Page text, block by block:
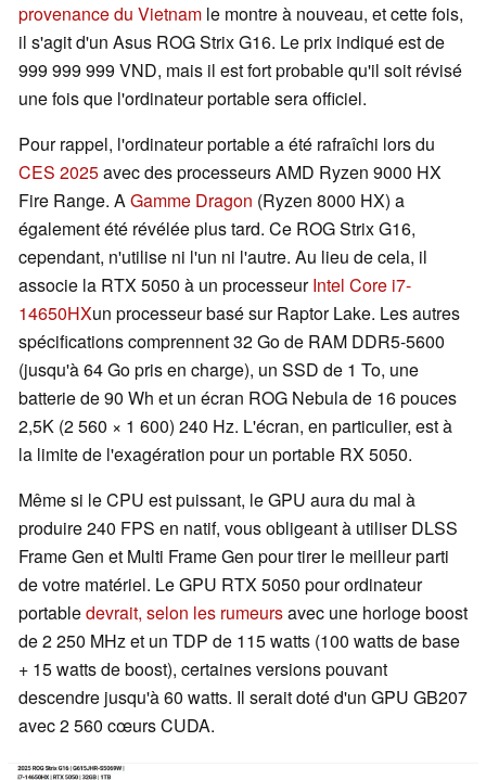
provenance du Vietnam le montre à nouveau, et cette fois,
il s'agit d'un Asus ROG Strix G16. Le prix indiqué est de
999 999 999 VND, mais il est fort probable qu'il soit révisé
une fois que l'ordinateur portable sera officiel.
Pour rappel, l'ordinateur portable a été rafraîchi lors du
CES 2025avec des processeurs AMD Ryzen 9000 HX
Fire Range. AGamme Dragon (Ryzen 8000 HX) a
également été révélée plus tard. Ce ROG Strix G16,
cependant, n'utilise ni l'un ni l'autre. Au lieu de cela, il
associe la RTX 5050 à un processeurIntel Core i7-
14650HXun processeur basé sur Raptor Lake. Les autres
spécifications comprennent 32 Go de RAM DDR5-5600
(jusqu'à 64 Go pris en charge), un SSD de 1 To, une
batterie de 90 Wh et un écran ROG Nebula de 16 pouces
2,5K (2 560 × 1 600) 240 Hz. L'écran, en particulier, est à
la limite de l'exagération pour un portable RX 5050.
Même si le CPU est puissant, le GPU aura du mal à
produire 240 FPS en natif, vous obligeant à utiliser DLSS
Frame Gen et Multi Frame Gen pour tirer le meilleur parti
de votre matériel. Le GPU RTX 5050 pour ordinateur
portabledevrait, selon les rumeursavec une horloge boost
de 2 250 MHz et un TDP de 115 watts (100 watts de base
+ 15 watts de boost), certaines versions pouvant
descendre jusqu'à 60 watts. Il serait doté d'un GPU GB207
avec 2 560 cœurs CUDA.